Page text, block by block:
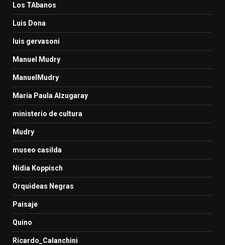
Los TAbanos
Luis Dona
luis gervasoni
Manuel Mudry
ManuelMudry
Maria Paula Alzugaray
ministerio de cultura
Mudry
museo casilda
Nidia Koppisch
Orquideas Negras
Paisaje
Quino
Ricardo_Calanchini